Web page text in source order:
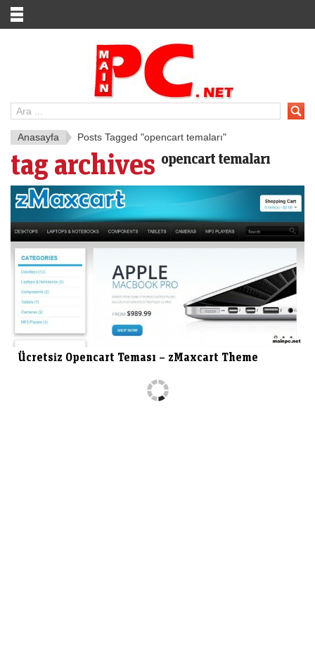
Anasayfa Posts Tagged "opencart temaları"
tag archives opencart temaları
Ücretsiz Opencart Teması – zMaxcart Theme